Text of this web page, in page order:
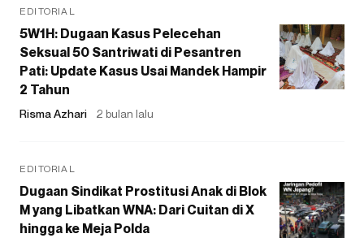
EDITORIAL
5W1H: Dugaan Kasus Pelecehan
Seksual 50 Santriwati di Pesantren
Pati: Update Kasus Usai Mandek Hampir
2 Tahun
Risma Azhari 2 bulan lalu
EDITORIAL
Dugaan Sindikat Prostitusi Anak di Blok
M yang Libatkan WNA: Dari Cuitan di X
hingga ke Meja Polda